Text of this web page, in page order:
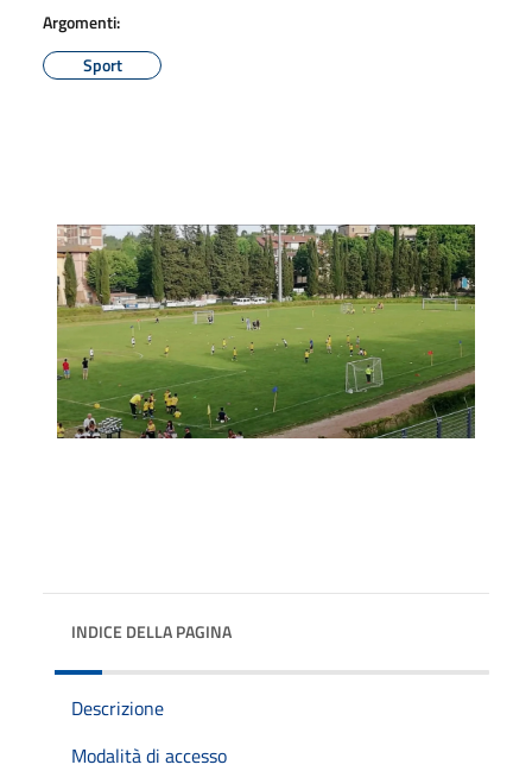
Argomenti:
Sport
INDICE DELLA PAGINA
Descrizione
Modalità di accesso